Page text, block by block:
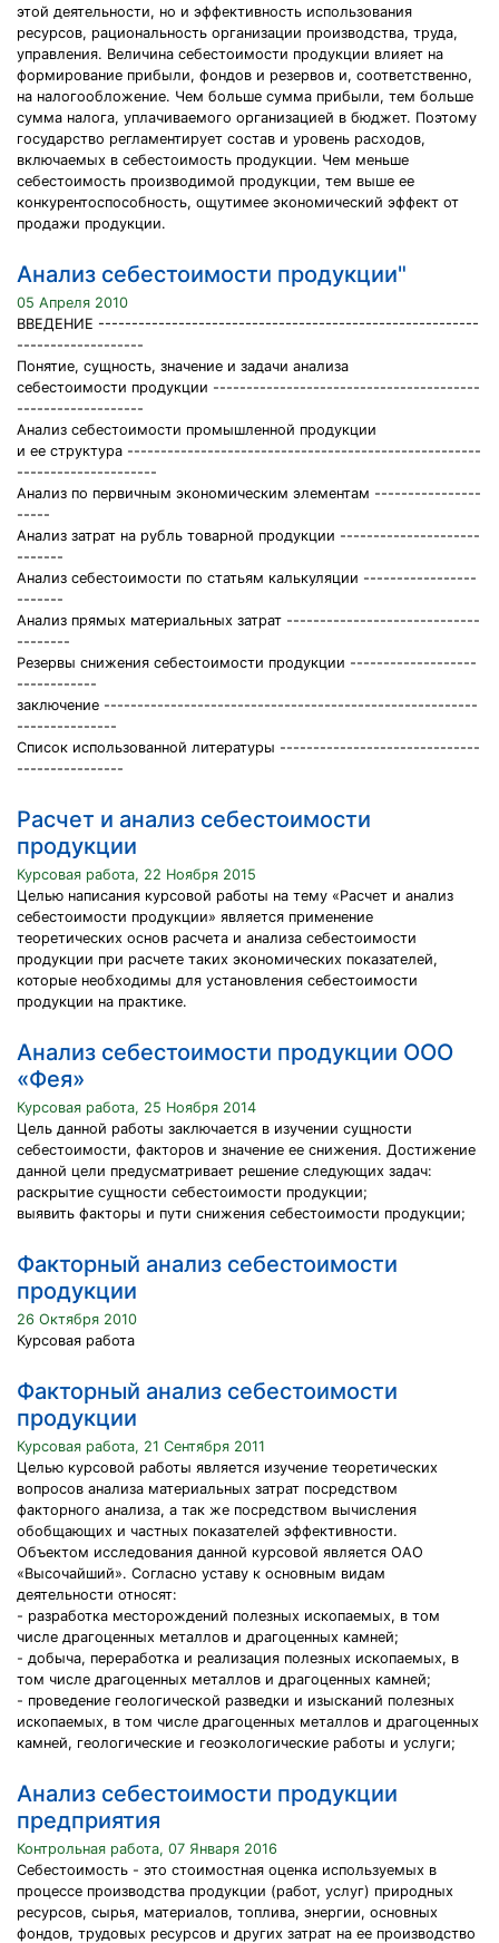
этой деятельности, но и эффективность использования
ресурсов, рациональность организации производства, труда,
управления. Величина себестоимости продукции влияет на
формирование прибыли, фондов и резервов и, соответственно,
на налогообложение. Чем больше сумма прибыли, тем больше
сумма налога, уплачиваемого организацией в бюджет. Поэтому
государство регламентирует состав и уровень расходов,
включаемых в себестоимость продукции. Чем меньше
себестоимость производимой продукции, тем выше ее
конкурентоспособность, ощутимее экономический эффект от
продажи продукции.
Анализ себестоимости продукции"
05 Апреля 2010
ВВЕДЕНИЕ ---------------------------------------------------------
-------------------
Понятие, сущность, значение и задачи анализа
себестоимости продукции ----------------------------------------
-------------------
Анализ себестоимости промышленной продукции
и ее структура -----------------------------------------------------
---------------------
Анализ по первичным экономическим элементам ----------------
-----
Анализ затрат на рубль товарной продукции ---------------------
-------
Анализ себестоимости по статьям калькуляции -----------------
-------
Анализ прямых материальных затрат -----------------------------
--------
Резервы снижения себестоимости продукции -------------------
------------
заключение --------------------------------------------------------
---------------
Список использованной литературы ------------------------------
----------------
Расчет и анализ себестоимости
продукции
Курсовая работа, 22 Ноября 2015
Целью написания курсовой работы на тему «Расчет и анализ
себестоимости продукции» является применение
теоретических основ расчета и анализа себестоимости
продукции при расчете таких экономических показателей,
которые необходимы для установления себестоимости
продукции на практике.
Анализ себестоимости продукции ООО
«Фея»
Курсовая работа, 25 Ноября 2014
Цель данной работы заключается в изучении сущности
себестоимости, факторов и значение ее снижения. Достижение
данной цели предусматривает решение следующих задач:
раскрытие сущности себестоимости продукции;
выявить факторы и пути снижения себестоимости продукции;
Факторный анализ себестоимости
продукции
26 Октября 2010
Курсовая работа
Факторный анализ себестоимости
продукции
Курсовая работа, 21 Сентября 2011
Целью курсовой работы является изучение теоретических
вопросов анализа материальных затрат посредством
факторного анализа, а так же посредством вычисления
обобщающих и частных показателей эффективности.
Объектом исследования данной курсовой является ОАО
«Высочайший». Согласно уставу к основным видам
деятельности относят:
- разработка месторождений полезных ископаемых, в том
числе драгоценных металлов и драгоценных камней;
- добыча, переработка и реализация полезных ископаемых, в
том числе драгоценных металлов и драгоценных камней;
- проведение геологической разведки и изысканий полезных
ископаемых, в том числе драгоценных металлов и драгоценных
камней, геологические и геоэкологические работы и услуги;
Анализ себестоимости продукции
предприятия
Контрольная работа, 07 Января 2016
Себестоимость - это стоимостная оценка используемых в
процессе производства продукции (работ, услуг) природных
ресурсов, сырья, материалов, топлива, энергии, основных
фондов, трудовых ресурсов и других затрат на ее производство